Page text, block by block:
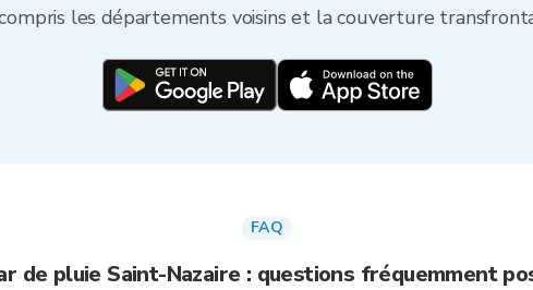
les départements voisins et la couverture
FAQ
de pluie Saint-Nazaire : questions fréquemment